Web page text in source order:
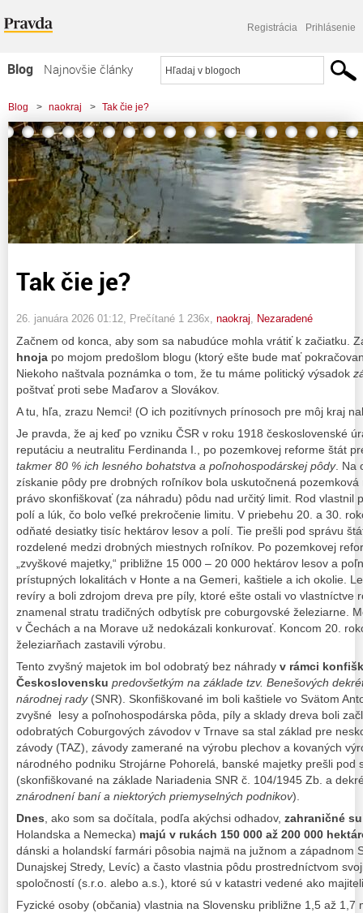
Registrácia Prihlásenie
Blog
Najnovšie články
Najčítanejšie články
Najkomentovanejšie články
Zoznam blogov
Komerčné blogy
Blog > naokraj > Tak čie je?
Tak čie je?
26. januára 2026 01:12 , Prečítané 1 236x, naokraj Nezaradené
Začnem od konca, aby som sa nabudúce mohla vrátiť k začiatku.
hnoja po mojom predošlom blogu (ktorý ešte bude mať
Niekoho naštvala poznámka o tom, že tu máme politický výsadok
poštvať proti sebe Maďarov a Slovákov.
A tu, hľa, zrazu Nemci! (O ich pozitívnych prínosoch pre môj kraj
Je pravda, že aj keď po vzniku ČSR v roku 1918 československé
reputáciu a neutralitu Ferdinanda I., po pozemkovej reforme štát
takmer 80 % ich lesného bohatstva a poľnohospodárskej pôdy. Na
získanie pôdy pre drobných roľníkov bola uskutočnená
právo skonfiškovať (za náhradu) pôdu nad určitý limit. Rod vlastnil
polí a lúk, čo bolo veľké prekročenie limitu. V priebehu 20. a 30.
odňaté desiatky tisíc hektárov lesov a polí. Tie prešli pod správu
rozdelené medzi drobných miestnych roľníkov. Po pozemkovej
„zvyškové majetky,“ približne 15 000 – 20 000 hektárov lesov a
prístupných lokalitách v Honte a na Gemeri, kaštiele a ich okolie.
revíry a boli zdrojom dreva pre píly, ktoré ešte ostali vo vlastníctve
znamenal stratu tradičných odbytísk pre coburgovské železiarne.
v Čechách a na Morave už nedokázali konkurovať. Koncom 20.
železiarňach zastavili výrobu.
Tento zvyšný majetok im bol odobratý bez náhrady v rámci
Československu predovšetkým na základe tzv. Benešových
národnej rady(SNR). Skonfiškované im boli kaštiele vo Svätom
zvyšné lesy a poľnohospodárska pôda, píly a sklady dreva boli
odobratých Coburgových závodov v Trnave sa stal základ pre
závody (TAZ), závody zamerané na výrobu plechov a kovaných
národného podniku Strojárne Pohorelá, banské majetky prešli pod
(skonfiškované na základe Nariadenia SNR č. 104/1945 Zb. a
znárodnení baní a niektorých priemyselných podnikov).
Dnes , ako som sa dočítala, podľa akýchsi odhadov, zahraničné
Holandska a Nemecka) majú v rukách 150 000 až 200 000
dánski a holandskí farmári pôsobia najmä na južnom a západnom
Dunajskej Stredy, Levíc) a často vlastnia pôdu prostredníctvom
spoločností (s.r.o. alebo a.s.), ktoré sú v katastri vedené ako
Fyzické osoby (občania) vlastnia na Slovensku približne 1,5 až 1,7